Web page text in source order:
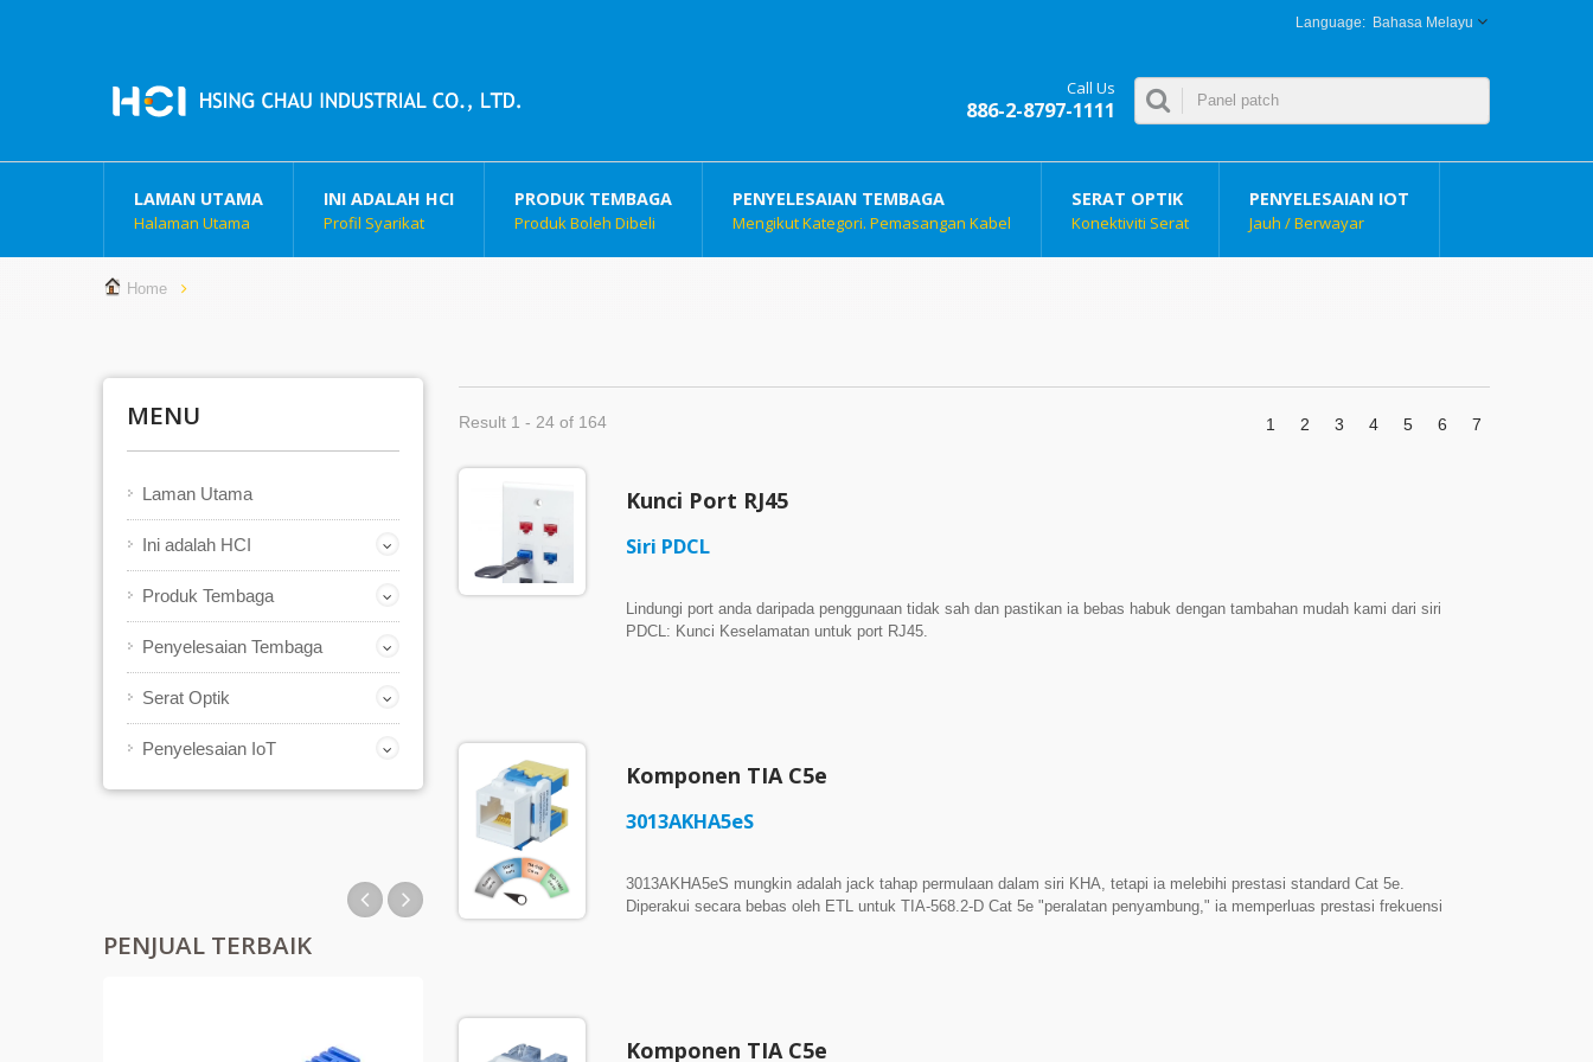
Bahasa Melayu
Call Us
886-2-8797-1111
LAMAN UTAMA
Halaman Utama
INI ADALAH HCI
Profil Syarikat
PRODUK TEMBAGA
Produk Boleh Dibeli
PENYELESAIAN TEMBAGA
Mengikut Kategori. Pemasangan Kabel
SERAT OPTIK
Konektiviti Serat
PENYELESAIAN IOT
Jauh / Berwayar
Home
MENU
Laman Utama
Ini adalah HCI
Produk Tembaga
Penyelesaian Tembaga
Serat Optik
Penyelesaian IoT
PENJUAL TERBAIK
Result 1 - 24 of 164 1 2 3 4 5 6 7
Kunci Port RJ45
Siri PDCL
Lindungi port anda daripada penggunaan tidak sah dan pastikan ia bebas habuk dengan tambahan mudah kami dari siri
PDCL: Kunci Keselamatan untuk port RJ45.
Komponen TIA C5e
3013AKHA5eS
3013AKHA5eS mungkin adalah jack tahap permulaan dalam siri KHA, tetapi ia melebihi prestasi standard Cat 5e.
Diperakui secara bebas oleh ETL untuk TIA-568.2-D Cat 5e "peralatan penyambung," ia memperluas prestasi frekuensi
pemasangan yang sesak. Dihasilkan di Taiwan Perkakasan Penyambung Cat 5e yang Disahkan ETL & Diuji Secara
Komponen TIA C5e